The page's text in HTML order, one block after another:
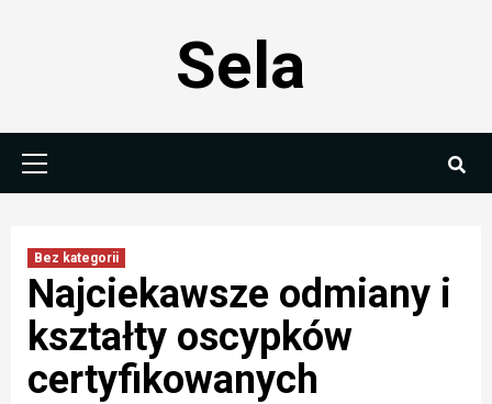
Sela
Bez kategorii
Najciekawsze odmiany i
kształty oscypków
certyfikowanych